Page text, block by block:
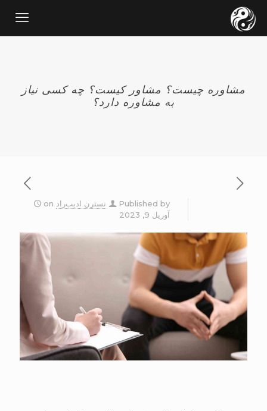
مشاوره چیست؟ مشاور کیست؟ چه کسی نیاز
به مشاوره دارد؟
Published by نسترن ادیب‌راد on
آوریل 9, 2023